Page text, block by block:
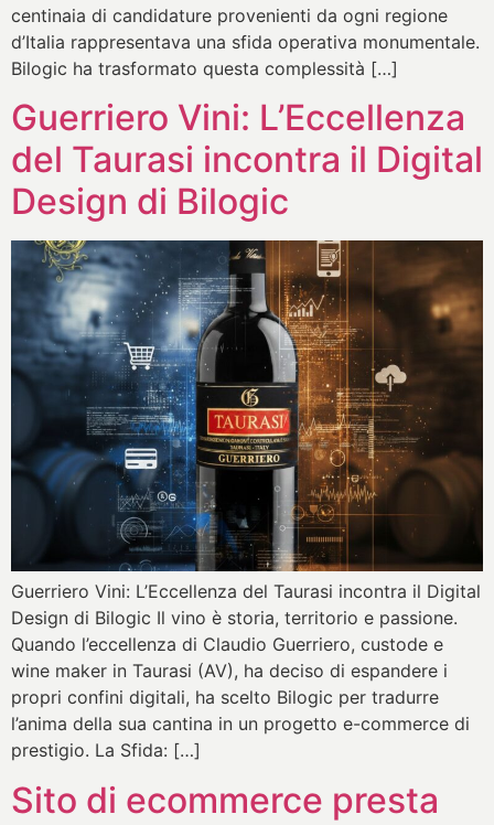
centinaia di candidature provenienti da ogni regione
d’Italia rappresentava una sfida operativa monumentale.
Bilogic ha trasformato questa complessità […]
Guerriero Vini: L’Eccellenza
del Taurasi incontra il Digital
Design di Bilogic
Guerriero Vini: L’Eccellenza del Taurasi incontra il Digital
Design di Bilogic Il vino è storia, territorio e passione.
Quando l’eccellenza di Claudio Guerriero, custode e
wine maker in Taurasi (AV), ha deciso di espandere i
propri confini digitali, ha scelto Bilogic per tradurre
l’anima della sua cantina in un progetto e-commerce di
prestigio. La Sfida: […]
Sito di ecommerce presta